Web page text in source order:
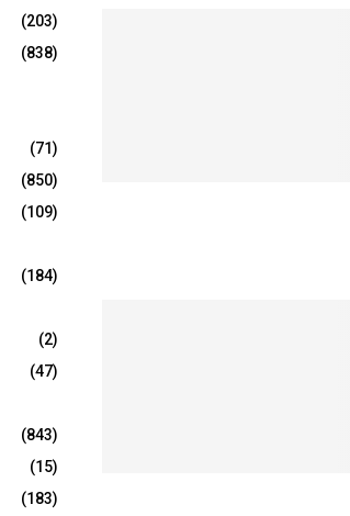
(203)
(838)
(71)
(850)
(109)
(184)
(2)
(47)
(843)
(15)
(183)